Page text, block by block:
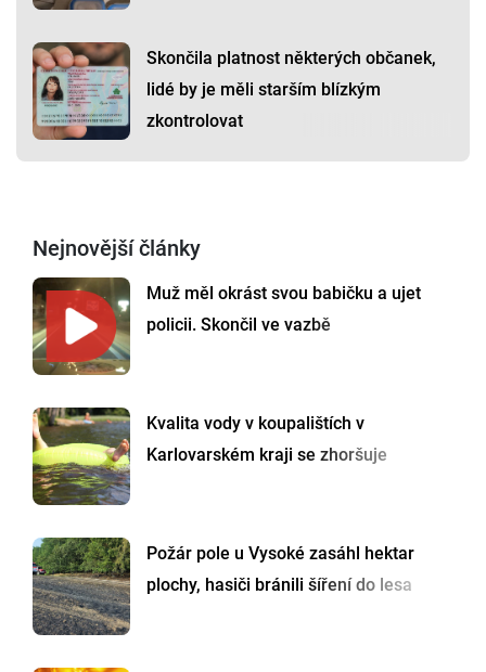
Skončila platnost některých občanek,
lidé by je měli starším blízkým
zkontrolovat
Nejnovější články
Muž měl okrást svou babičku a ujet
policii. Skončil ve vazbě
Kvalita vody v koupalištích v
Karlovarském kraji se zhoršuje
Požár pole u Vysoké zasáhl hektar
plochy, hasiči bránili šíření do lesa